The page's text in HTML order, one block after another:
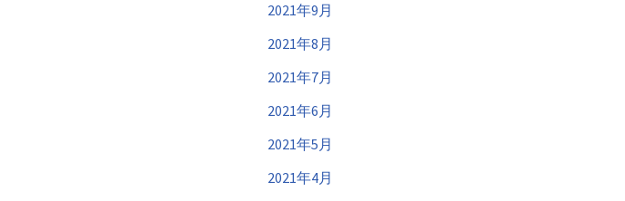
2021年9月
2021年8月
2021年7月
2021年6月
2021年5月
2021年4月